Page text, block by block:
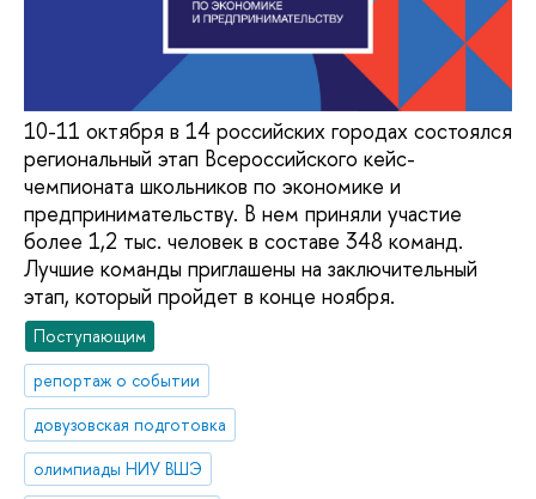
10-11 октября в 14 российских городах состоялся
региональный этап Всероссийского кейс-
чемпионата школьников по экономике и
предпринимательству. В нем приняли участие
более 1,2 тыс. человек в составе 348 команд.
Лучшие команды приглашены на заключительный
этап, который пройдет в конце ноября.
Поступающим
репортаж о событии
довузовская подготовка
олимпиады НИУ ВШЭ